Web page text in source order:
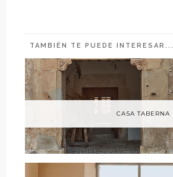
TAMBIÉN TE PUEDE INTERESAR...
CASA TABERNA